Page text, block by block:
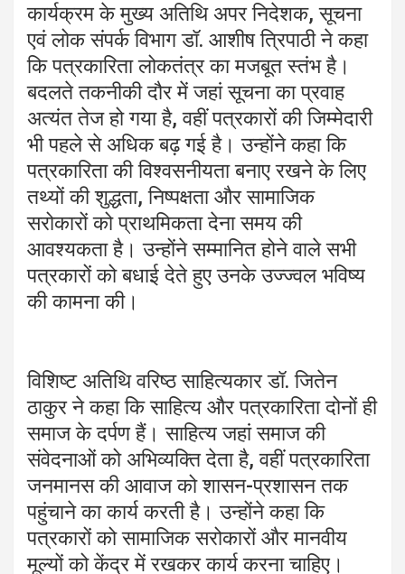
कार्यक्रम के मुख्य अतिथि अपर निदेशक, सूचना
एवं लोक संपर्क विभाग डॉ. आशीष त्रिपाठी ने कहा
कि पत्रकारिता लोकतंत्र का मजबूत स्तंभ है।
बदलते तकनीकी दौर में जहां सूचना का प्रवाह
अत्यंत तेज हो गया है, वहीं पत्रकारों की जिम्मेदारी
भी पहले से अधिक बढ़ गई है। उन्होंने कहा कि
पत्रकारिता की विश्वसनीयता बनाए रखने के लिए
तथ्यों की शुद्धता, निष्पक्षता और सामाजिक
सरोकारों को प्राथमिकता देना समय की
आवश्यकता है। उन्होंने सम्मानित होने वाले सभी
पत्रकारों को बधाई देते हुए उनके उज्ज्वल भविष्य
की कामना की।
विशिष्ट अतिथि वरिष्ठ साहित्यकार डॉ. जितेन
ठाकुर ने कहा कि साहित्य और पत्रकारिता दोनों ही
समाज के दर्पण हैं। साहित्य जहां समाज की
संवेदनाओं को अभिव्यक्ति देता है, वहीं पत्रकारिता
जनमानस की आवाज को शासन-प्रशासन तक
पहुंचाने का कार्य करती है। उन्होंने कहा कि
पत्रकारों को सामाजिक सरोकारों और मानवीय
मूल्यों को केंद्र में रखकर कार्य करना चाहिए।